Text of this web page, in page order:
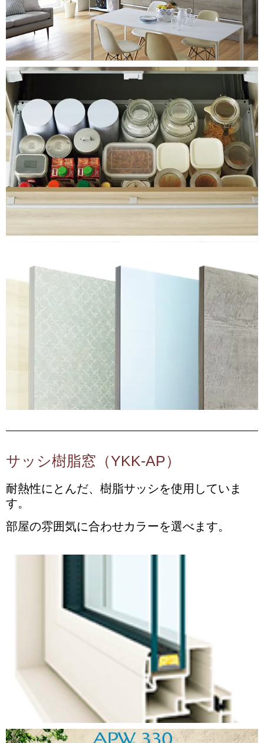
サッシ樹脂窓（YKK-AP）
耐熱性にとんだ、樹脂サッシを使用していま
す。
部屋の雰囲気に合わせカラーを選べます。